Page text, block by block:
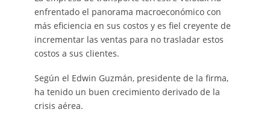
enfrentado el panorama macroeconómico con
más eficiencia en sus costos y es fiel creyente de
incrementar las ventas para no trasladar estos
costos a sus clientes.
Según el Edwin Guzmán, presidente de la firma,
ha tenido un buen crecimiento derivado de la
crisis aérea.